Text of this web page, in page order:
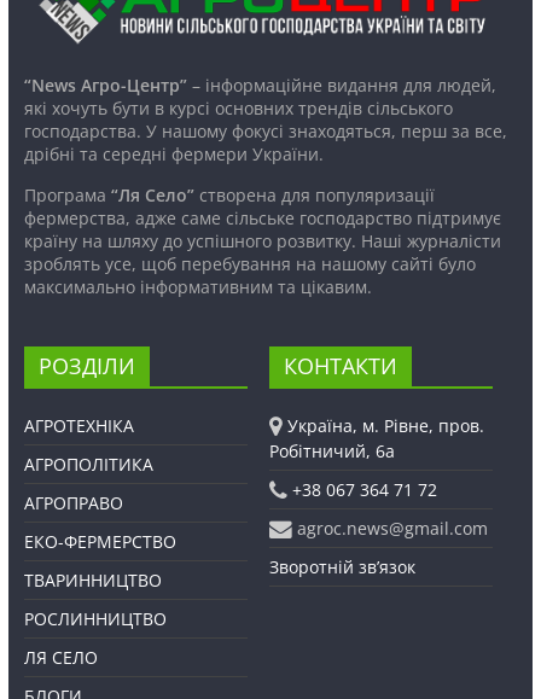
“News Агро-Центр”– інформаційне видання для людей,
які хочуть бути в курсі основних трендів сільського
господарства. У нашому фокусі знаходяться, перш за все,
дрібні та середні фермери України.
Програма “Ля Село”створена для популяризації
фермерства, адже саме сільське господарство підтримує
країну на шляху до успішного розвитку. Наші журналісти
зроблять усе, щоб перебування на нашому сайті було
максимально інформативним та цікавим.
РОЗДІЛИ
АГРОТЕХНІКА
АГРОПОЛІТИКА
АГРОПРАВО
ЕКО-ФЕРМЕРСТВО
ТВАРИННИЦТВО
РОСЛИННИЦТВО
ЛЯ СЕЛО
КОНТАКТИ
Україна, м. Рівне, пров.
Робітничий, 6а
+38 067 364 71 72
agroc.news@gmail.com
Зворотній зв’язок